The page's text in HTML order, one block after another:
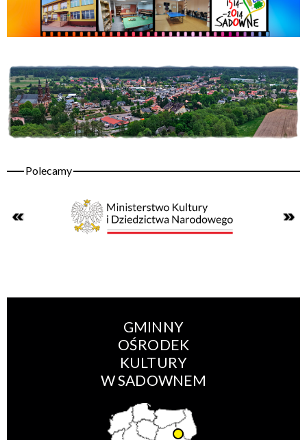
GMINNY
OŚRODEK
KULTURY
W SADOWNEM